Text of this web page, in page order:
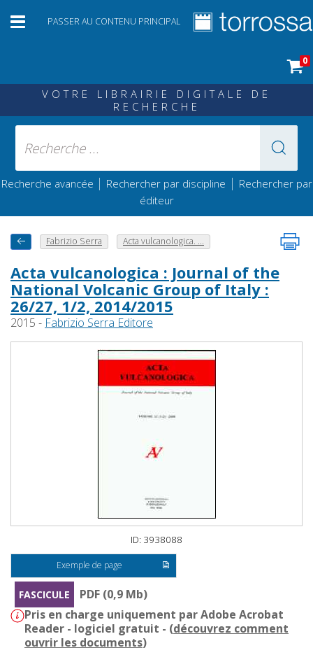
PASSER AU CONTENU PRINCIPAL
0
VOTRE LIBRAIRIE DIGITALE DE
RECHERCHE
Recherche avancée | Rechercher par discipline | Rechercher par
éditeur
Fabrizio Serra Acta vulcanologica. ...
Acta vulcanologica : Journal of the
National Volcanic Group of Italy :
26/27, 1/2, 2014/2015
2015 - Fabrizio Serra Editore
ID: 3938088
Exemple de page
FASCICULE
PDF (0,9 Mb)
Pris en charge uniquement par Adobe Acrobat
Reader - logiciel gratuit - (découvrez comment
ouvrir les documents)